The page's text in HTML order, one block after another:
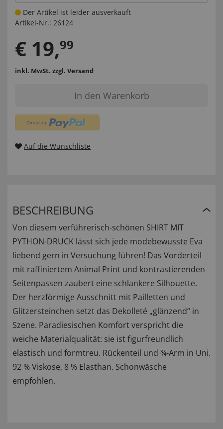
Der Artikel ist leider ausverkauft
Artikel-Nr.: 26124
€ 19,99
inkl. MwSt. zzgl. Versand
In den Warenkorb
Auf die Wunschliste
BESCHREIBUNG
Von diesem verführerisch-schönen SHIRT MIT
PYTHON-DRUCK lässt sich jede modebewusste Eva
liebend gern in Versuchung führen! Das Vorderteil
mit raffiniertem Animal Print und kontrastierenden
Seitenpassen zaubert eine schlankere Silhouette.
Der herzförmige Ausschnitt mit Pailletten und
Glitzersteinchen setzt das Dekolleté „glänzend“ in
Szene. Paradiesischen Komfort verspricht die
weiche Materialqualität: sie ist figurfreundlich
elastisch und formtreu. Rückenteil und ¾-Arm in Uni.
92 % Viskose, 8 % Elasthan. Schonwäsche
empfohlen.